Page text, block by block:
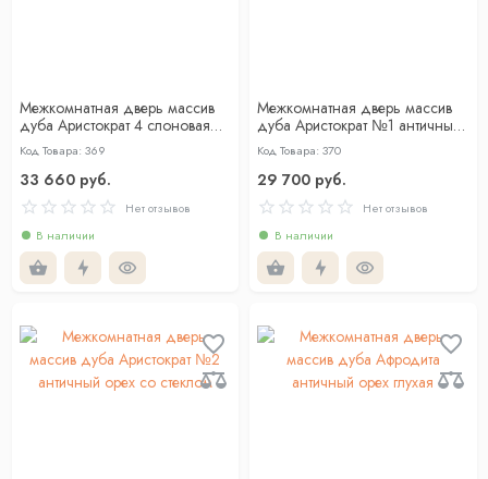
Межкомнатная дверь массив
дуба Аристократ 4 слоновая
кость со стеклом
Код Товара: 369
33 660 руб.
Нет отзывов
В наличии
Межкомнатная дверь массив
дуба Аристократ №1 античный
орех глухая
Код Товара: 370
29 700 руб.
Нет отзывов
В наличии